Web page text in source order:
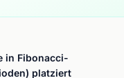
in Fibonacci-
platziert